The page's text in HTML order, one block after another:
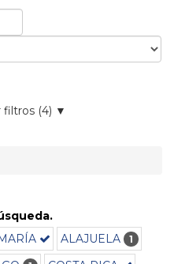
se elimine un filtro.
filtros (4)
ALAJUELA 1